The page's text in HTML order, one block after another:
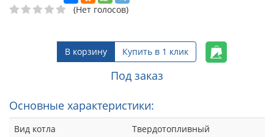
(Нет голосов)
В корзину Купить в 1 клик
Под заказ
Основные характеристики:
Вид котла
Твердотопливный